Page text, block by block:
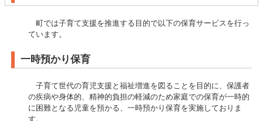
町では子育て支援を推進する目的で以下の保育サービスを行っ
ています。
一時預かり保育
子育て世代の育児支援と福祉増進を図ることを目的に、保護者
の疾病や身体的、精神的負担の軽減のため家庭での保育が一時的
に困難となる児童を預かる、一時預かり保育を実施しておりま
す。